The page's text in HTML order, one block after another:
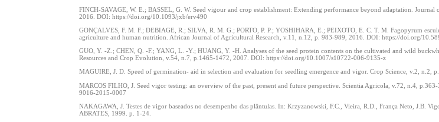
FINCH-SAVAGE, W. E.; BASSEL, G. W. Seed vigour and crop establishment: Extending performance beyond adaptation. Journal
2016. DOI: https://doi.org/10.1093/jxb/erv490
GONÇALVES, F. M. F.; DEBIAGE, R.; SILVA, R. M. G.; PORTO, P. P.; YOSHIHARA, E.; PEIXOTO, E. C. T. M. Fagopyrum
agriculture and human nutrition. African Journal of Agricultural Research, v.11, n.12, p. 983-989, 2016. DOI: https://doi.org/
GUO, Y. -Z.; CHEN, Q. -F.; YANG, L. -Y.; HUANG, Y. -H. Analyses of the seed protein contents on the cultivated and wild
Resources and Crop Evolution, v.54, n.7, p.1465-1472, 2007. DOI: https://doi.org/10.1007/s10722-006-9135-z
MAGUIRE, J. D. Speed of germination- aid in selection and evaluation for seedling emergence and vigor. Crop Science, v.2, n.2,
MARCOS FILHO, J. Seed vigor testing: an overview of the past, present and future perspective. Scientia Agricola, v.72, n.4,
9016-2015-0007
NAKAGAWA, J. Testes de vigor baseados no desempenho das plântulas. In: Krzyzanowski, F.C., Vieira, R.D., França Neto, J.B.
ABRATES, 1999. p. 1-24.